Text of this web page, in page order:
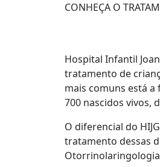
CONHEÇA O
Hospital Infantil
tratamento de
mais comuns está
700 nascidos vivos,
O diferencial do
tratamento dessas